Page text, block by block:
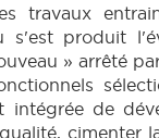
travaux
produit
» arrêté
intégrée de
cimenter